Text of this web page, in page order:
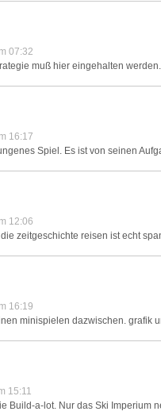
07:32
muß hier eingehalten
16:17
Spiel. Es ist von seinen
12:06
zeitgeschichte reisen ist echt
16:19
minispielen dazwischen.
15:11
Build-a-lot. Nur das Ski Imperium